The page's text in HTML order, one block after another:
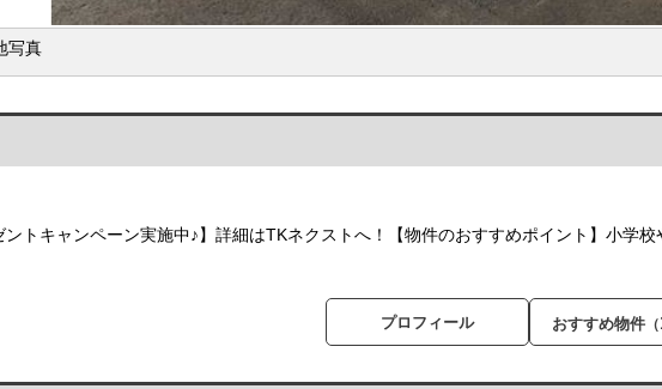
写真
ントキャンペーン実施中♪】詳細はTKネクストへ！【物件のおすすめポイント】小学
プロフィール おすすめ物件 （